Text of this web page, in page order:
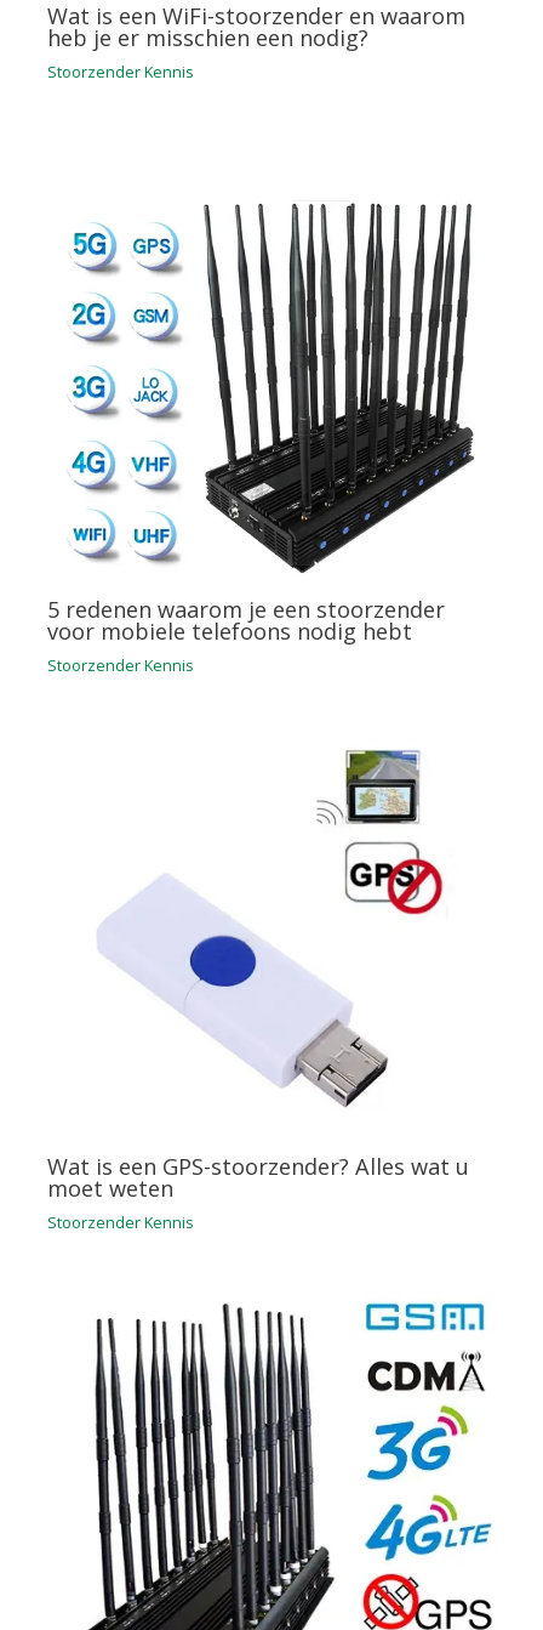
Wat is een WiFi-stoorzender en waarom
heb je er misschien een nodig?
Stoorzender Kennis
5 redenen waarom je een stoorzender
voor mobiele telefoons nodig hebt
Stoorzender Kennis
Wat is een GPS-stoorzender? Alles wat u
moet weten
Stoorzender Kennis